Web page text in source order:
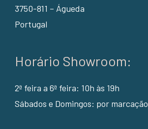
3750-811 – Águeda
Portugal
Horário Showroom:
2ª feira a 6ª feira: 10h às 19h
Sábados e Domingos: por marcação